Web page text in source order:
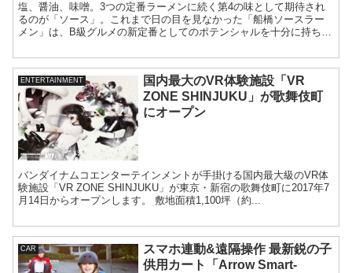
塩、醤油、味噌。3つの定番ラーメンに続く第4の味として期待され
るのが「ソース」。これまで日の目を見なかった「船橋ソースラー
メン」は、B級グルメの新定番としてのポテンシャルを十分に持ち合
ENTERTAINMENT
国内最大のVR体験施設「VR
ZONE SHINJUKU」が歌舞伎町
にオープン
バンダイナムコエンターテインメントが手掛ける国内最大級のVR体
験施設「VR ZONE SHINJUKU」が東京・新宿の歌舞伎町に2017年7
月14日からオープンします。 敷地面積1,100坪（約...
CAR
スマホ連動&遠隔操作 最新鋭の子
供用カート「Arrow Smart-